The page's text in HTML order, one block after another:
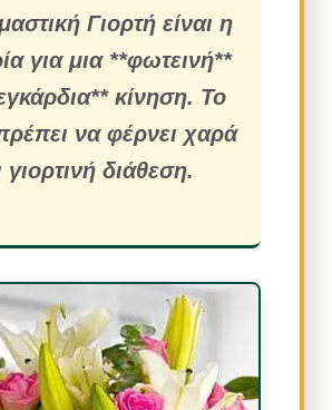
Γιορτή είναι η
για μια **φωτεινή**
κίνηση. Το
να φέρνει χαρά
γιορτινή διάθεση.